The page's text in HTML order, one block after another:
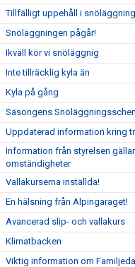
Tillfälligt uppehåll i
Snöläggningen pågår!
Ikväll kör vi snöläggnig
Inte tillräcklig kyla än
Kyla på gång
Säsongens
Uppdaterad information kring
Information från styrelsen
omständigheter
Vallakurserna inställda!
En hälsning från Alpingaraget!
Avancerad slip- och vallakurs
Klimatbacken
Viktig information om